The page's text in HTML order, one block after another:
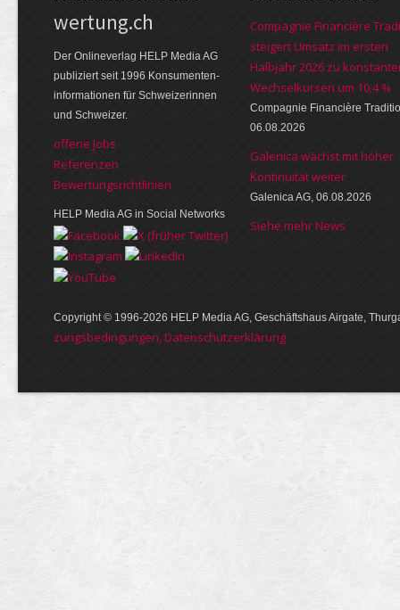
wer­tung.ch
Der Online­verlag HELP Media AG
publi­ziert seit 1996 Kon­su­menten­
infor­mationen für Schwei­zerinnen
und Schweizer.
offene Jobs
Referenzen
Bewer­tungs­richt­linien
HELP Media AG in Social Networks
Compagnie Financière
steigert Umsatz im ersten
Halbjahr 2026 zu
Wechselkursen um 10,4 %
Compagnie Financière
06.08.2026
Galenica wächst mit hoher
Kontinuität weiter
Galenica AG, 06.08.2026
Siehe mehr News
Copyright © 1996-2026 HELP Media AG, Geschäftshaus Airgate,
zungs­bedin­gungen, Daten­schutz­er­klärung